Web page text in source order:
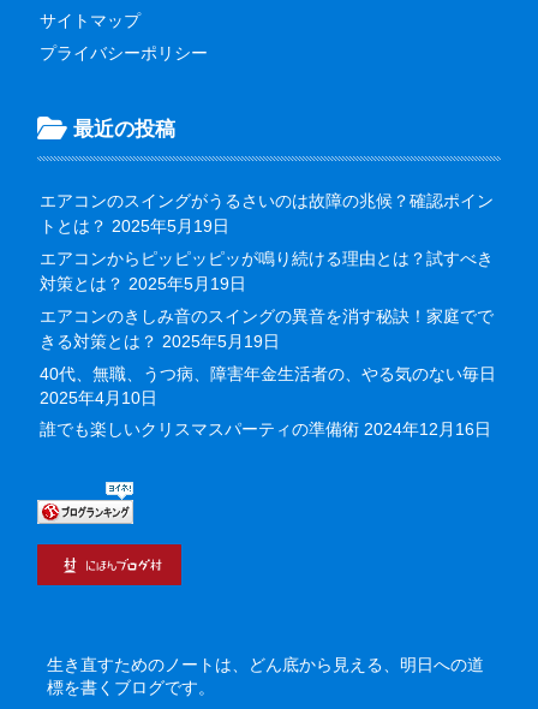
サイトマップ
プライバシーポリシー
最近の投稿
エアコンのスイングがうるさいのは故障の兆候？確認ポイン
トとは？ 2025年5月19日
エアコンからピッピッピッが鳴り続ける理由とは？試すべき
対策とは？ 2025年5月19日
エアコンのきしみ音のスイングの異音を消す秘訣！家庭でで
きる対策とは？ 2025年5月19日
40代、無職、うつ病、障害年金生活者の、やる気のない毎日
2025年4月10日
誰でも楽しいクリスマスパーティの準備術 2024年12月16日
生き直すためのノートは、どん底から見える、明日への道
標を書くブログです。